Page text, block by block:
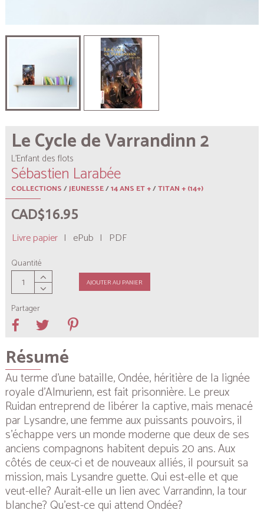
Le Cycle de Varrandinn 2
L’Enfant des flots
Sébastien Larabée
COLLECTIONS/JEUNESSE/14 ANS ET +/TITAN + (14+)
CAD$16.95
Livre papier | ePub | PDF
Quantité
AJOUTER AU PANIER
Partager
Résumé
Au terme d’une bataille, Ondée, héritière de la lignée
royale d’Almurienn, est fait prisonnière. Le preux
Ruidan entreprend de libérer la captive, mais menacé
par Lysandre, une femme aux puissants pouvoirs, il
s’échappe vers un monde moderne que deux de ses
anciens compagnons habitent depuis 20 ans. Aux
côtés de ceux-ci et de nouveaux alliés, il poursuit sa
mission, mais Lysandre guette. Qui est-elle et que
veut-elle? Aurait-elle un lien avec Varrandinn, la tour
blanche? Qu’est-ce qui attend Ondée?